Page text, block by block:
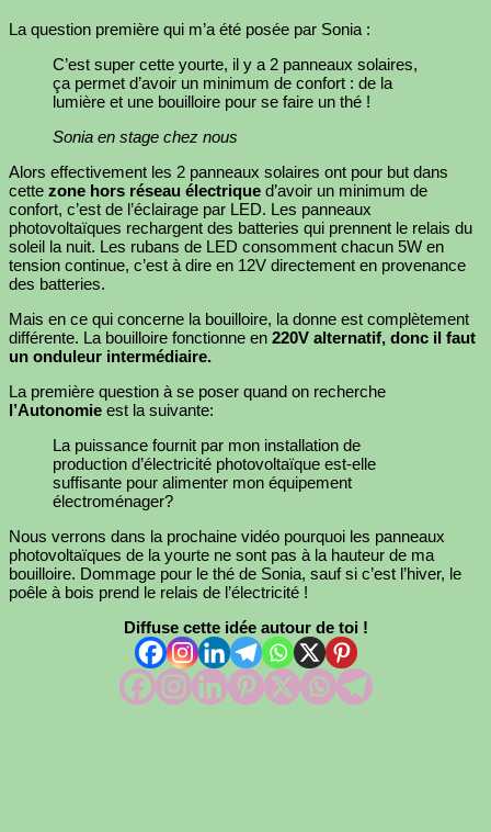
La question première qui m’a été posée par Sonia :
C’est super cette yourte, il y a 2 panneaux solaires,
ça permet d’avoir un minimum de confort : de la
lumière et une bouilloire pour se faire un thé !
Sonia en stage chez nous
Alors effectivement les 2 panneaux solaires ont pour but dans
cette zone hors réseau électrique d’avoir un minimum de
confort, c’est de l’éclairage par LED. Les panneaux
photovoltaïques rechargent des batteries qui prennent le relais du
soleil la nuit. Les rubans de LED consomment chacun 5W en
tension continue, c’est à dire en 12V directement en provenance
des batteries.
Mais en ce qui concerne la bouilloire, la donne est complètement
différente. La bouilloire fonctionne en 220V alternatif, donc il faut
un onduleur intermédiaire.
La première question à se poser quand on recherche
l’Autonomie est la suivante:
La puissance fournit par mon installation de
production d’électricité photovoltaïque est-elle
suffisante pour alimenter mon équipement
électroménager?
Nous verrons dans la prochaine vidéo pourquoi les panneaux
photovoltaïques de la yourte ne sont pas à la hauteur de ma
bouilloire. Dommage pour le thé de Sonia, sauf si c’est l’hiver, le
poêle à bois prend le relais de l’électricité !
Diffuse cette idée autour de toi !